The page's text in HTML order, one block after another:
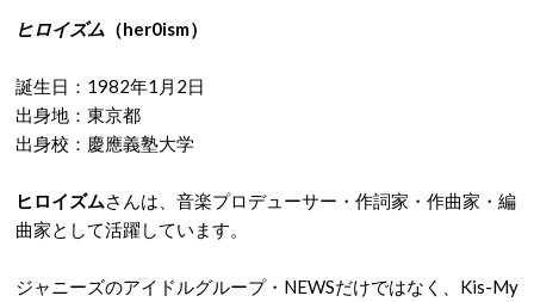
ヒロイズム （her0ism）
誕生日：1982年1月2日
出身地：東京都
出身校：慶應義塾大学
ヒロイズムさんは、音楽プロデューサー・作詞家・作曲家・編
曲家として活躍しています。
ジャニーズのアイドルグループ・NEWSだけではなく、Kis-My